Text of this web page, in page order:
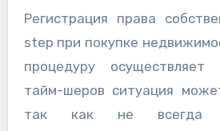
Регистрация права
step при покупке
процедуру осуществляет
тайм-шеров ситуация
так как не всегда